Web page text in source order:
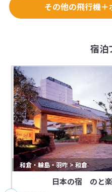
その他の飛行機
宿泊
和倉・輪島・羽咋 > 和倉
日本の宿 のと楽